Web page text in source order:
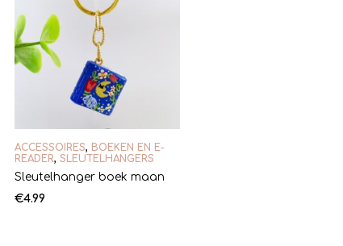
ACCESSOIRES, BOEKEN EN E-
READER, SLEUTELHANGERS
Sleutelhanger boek maan
€4.99